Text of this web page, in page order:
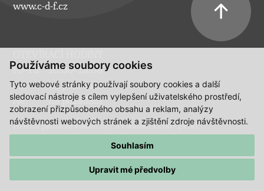
Používáme soubory cookies
Tyto webové stránky používají soubory cookies a další
sledovací nástroje s cílem vylepšení uživatelského prostředí,
zobrazení přizpůsobeného obsahu a reklam, analýzy
návštěvnosti webových stránek a zjištění zdroje návštěvnosti.
Souhlasím
Upravit mé předvolby
www.c-d-f.cz
Po–Pá:
10.00–18.00
So:
na požádání
Ne:
na požádání
Polední pauza ve všední dny a v sobotu 13:00 - 14:00.